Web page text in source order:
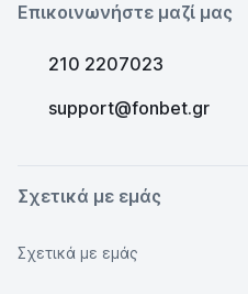
Επικοινωνήστε μαζί μας
210 2207023
support@fonbet.gr
Σχετικά με εμάς
Σχετικά με εμάς